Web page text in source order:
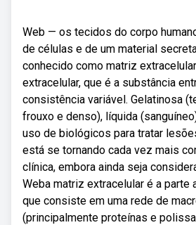
Web — os tecidos do corpo
de células e de um material
conhecido como matriz
extracelular, que é a substância
consistência variável. Gelatinosa
frouxo e denso), líquida
uso de biológicos para tratar
está se tornando cada vez mais
clínica, embora ainda seja
Weba matriz extracelular é a parte
que consiste em uma rede de
(principalmente proteínas e